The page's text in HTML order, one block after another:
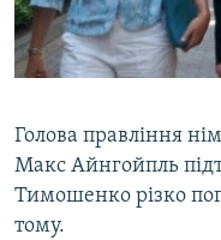
ВІДЕОУРОКИ «ELIFBE»
СВІДЧЕННЯ ОКУПАЦІЇ
ІНФОГРАФІКА
Русский
Qırımtatar
ДОЛУЧАЙСЯ!
Голова правління
Макс Айнгойпль
Тимошенко різко
тому.